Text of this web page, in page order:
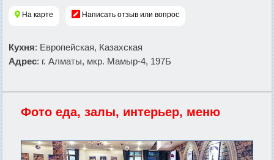
На карте Написать отзыв или вопрос
Кухня: Европейская, Казахская
Адрес: г. Алматы, мкр. Мамыр-4, 197Б
Фото еда, залы, интерьер, меню